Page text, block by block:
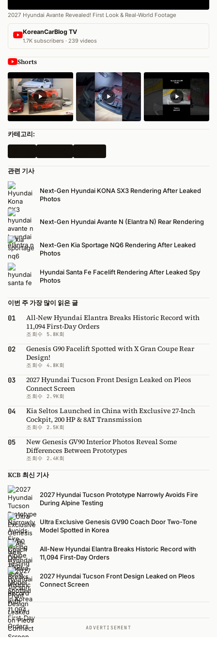
2027 Hyundai Avante Revealed! First Look & Real-World Footage
KoreanCarBlog TV
1.7K subscribers · 239 videos
Shorts
카테고리:
관련 기사
Next-Gen Hyundai KONA SX3 Rendering After Leaked
Photos
Next-Gen Hyundai Avante N (Elantra N) Rear Rendering
Next-Gen Kia Sportage NQ6 Rendering After Leaked
Photos
Hyundai Santa Fe Facelift Rendering After Leaked Spy
Photos
이번 주 가장 많이 읽은 글
01
All-New Hyundai Elantra Breaks Historic Record with
11,094 First-Day Orders
조회수 5.8K회
02
Genesis G90 Facelift Spotted with X Gran Coupe Rear
Design!
조회수 4.8K회
03
2027 Hyundai Tucson Front Design Leaked on Pleos
Connect Screen
조회수 2.9K회
04
Kia Seltos Launched in China with Exclusive 27-Inch
Cockpit, 200 HP & 8AT Transmission
조회수 2.5K회
05
New Genesis GV90 Interior Photos Reveal Some
Differences Between Prototypes
조회수 2.4K회
KCB 최신 기사
2027 Hyundai Tucson Prototype Narrowly Avoids Fire
During Alpine Testing
Ultra Exclusive Genesis GV90 Coach Door Two-Tone
Model Spotted in Korea
All-New Hyundai Elantra Breaks Historic Record with
11,094 First-Day Orders
2027 Hyundai Tucson Front Design Leaked on Pleos
Connect Screen
ADVERTISEMENT